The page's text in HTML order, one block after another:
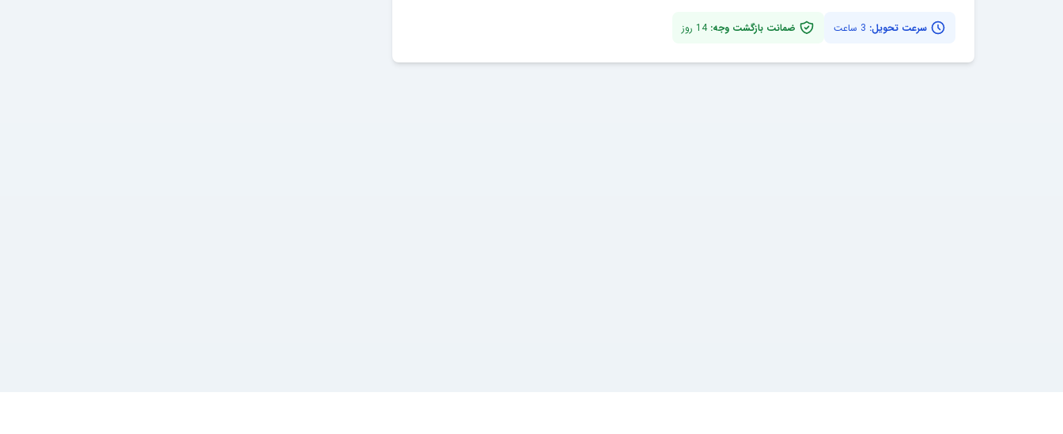
سرعت تحویل: 3 ساعت ضمانت بازگشت وجه:14 روز